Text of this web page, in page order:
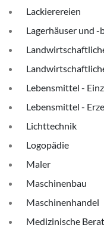
Lackierereien
Lagerhäuser und -
Lebensmittel -
Lebensmittel -
Lichttechnik
Logopädie
Maler
Maschinenbau
Maschinenhandel
Medizinische